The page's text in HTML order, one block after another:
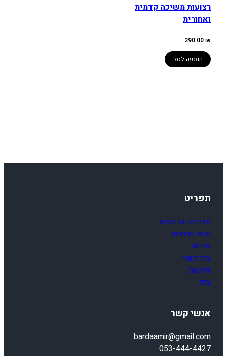
רצועות משיכה קדמית
ואחורית
290.00₪
הוספה לסל
תפריט
מדיניות ופרטיות
תנאי שימוש
אודות
צור קשר
נגישות
בית
אנשי קשר
bardaamir@gmail.com
053-444-4427